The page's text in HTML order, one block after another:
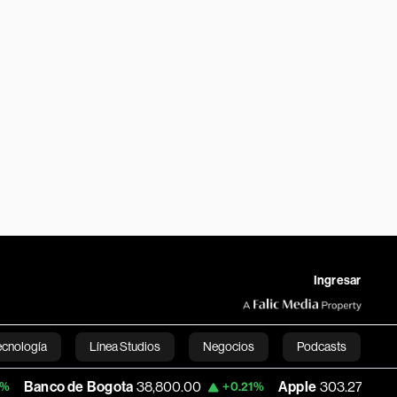
Ingresar
Línea Studios Negocios Podcasts
English
Bogota 38,800.00 +0.21% Apple 303.27 -1.74% USD